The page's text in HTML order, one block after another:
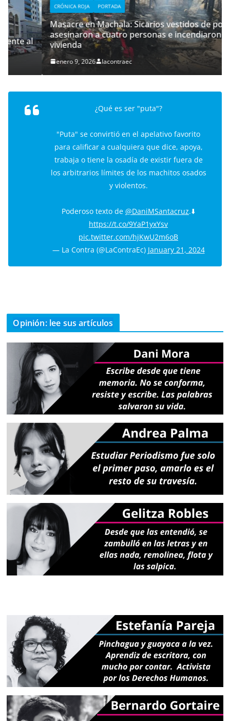
CRÓNICA ROJA PORTADA
Masacre en Machala: Sicarios vestidos de policías
asesinaron a cuatro personas e incendiaron su
vivienda
enero 9, 2026 lacontraec
¿Qué es ser "puta"?
"Puta" se convirtió en el apelativo favorito
para calificar a cualquiera que dice, apoya,
trabaja o tiene la osadía de existir fuera de
los arbitrarios límites de los machitos osados
y violentos.
Poderoso texto de @DaniMSantacruz.⬇️
https://t.co/9YaP1yxYsv
pic.twitter.com/hjKwU2m6oB
— La Contra (@LaContraEc) January 21, 2024
Opinión: lee sus artículos